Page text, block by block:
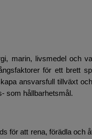
marin, livsmedel och
för ett brett
ansvarsfull tillväxt
som hållbarhetsmål.
för att rena, förädla och